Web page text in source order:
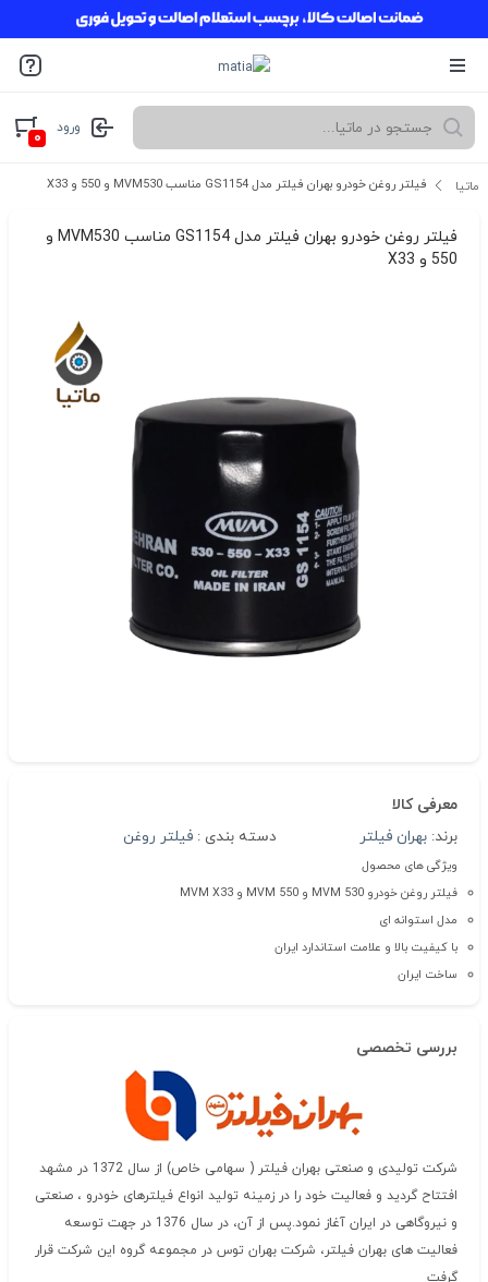
ورود
۰
ماتیا فیلتر روغن خودرو بهران فیلتر مدل GS1154 مناسب MVM530 و 550 و X33
فیلتر روغن خودرو بهران فیلتر مدل GS1154 مناسب MVM530 و
550 و X33
معرفی کالا
برند: بهران فیلتر دسته بندی : فیلتر روغن
ویژگی های محصول
فیلتر روغن خودرو MVM 530 و MVM 550 و MVM X33
مدل استوانه ای
با کیفیت بالا و علامت استاندارد ایران
ساخت ایران
بررسی تخصصی
شرکت تولیدی و صنعتی بهران فیلتر ( سهامی خاص) از سال 1372 در مشهد
افتتاح گردید و فعالیت خود را در زمینه تولید انواع فیلترهای خودرو ، صنعتی
و نیروگاهی در ایران آغاز نمود.پس از آن، در سال 1376 در جهت توسعه
فعالیت های بهران فیلتر، شرکت بهران توس در مجموعه گروه این شرکت قرار
گرفت